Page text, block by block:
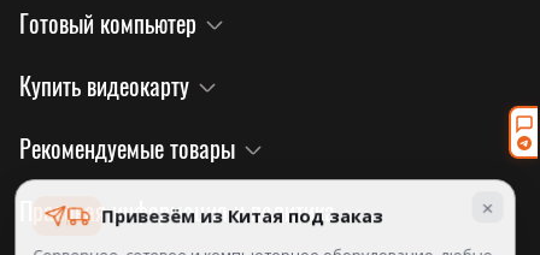
Готовый компьютер
Купить видеокарту
Рекомендуемые товары
Правовая информация и политика
×
Привезём из Китая под заказ